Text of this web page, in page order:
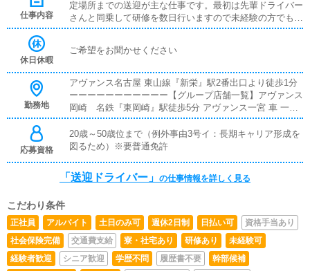
仕事内容
定場所までの送迎が主な仕事です。最初は先輩ドライバー
さんと同乗して研修を数日行いますので未経験の方でも安
心して業務ができるようにします。当社はマイカー持ち込
休日休暇
ご希望をお聞かせください
勤務地
アヴァンス名古屋 東山線『新栄』駅2番出口より徒歩1分
ーーーーーーーーーーー【グループ店舗一覧】アヴァンス
岡崎 名鉄『東岡崎』駅徒歩5分 アヴァンス一宮 車 一宮I
Cスグ アヴァンス岐阜 JR『岐阜』駅より徒歩5分名鉄
『名鉄岐阜』駅より徒歩4分 アヴァンス春日井 JR『春日
井』駅より車5分 アヴァンス福岡 福岡県福岡市中央区天
応募資格
20歳～50歳位まで（例外事由3号イ：長期キャリア形成を
図るため）※要普通免許
「送迎ドライバー」 の仕事情報を詳しく見る
こだわり条件
正社員 アルバイト 土日のみ可 週休2日制 日払い可
資格手当あり
社会保険完備
交通費支給 寮・社宅あり 研修あり
未経験可
経験者歓迎
シニア歓迎 学歴不問 履歴書不要
幹部候補